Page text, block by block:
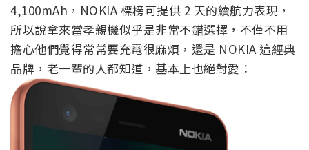
4,100mAh，NOKIA 標榜可提供 2 天的續航力表現，
所以說拿來當孝親機似乎是非常不錯選擇，不僅不用
擔心他們覺得常常要充電很麻煩，還是 NOKIA 這經典
品牌，老一輩的人都知道，基本上也絕對愛：